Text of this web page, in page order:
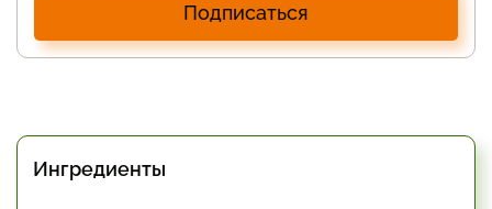
Подписаться
Ингредиенты